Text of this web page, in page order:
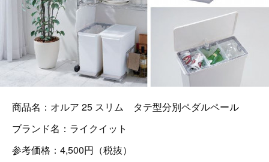
商品名：オルア 25 スリム タテ型分別ペダルペール
ブランド名：ライクイット
参考価格：4,500円（税抜）